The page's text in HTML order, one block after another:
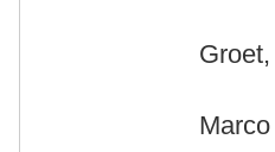
Groet,
Marco